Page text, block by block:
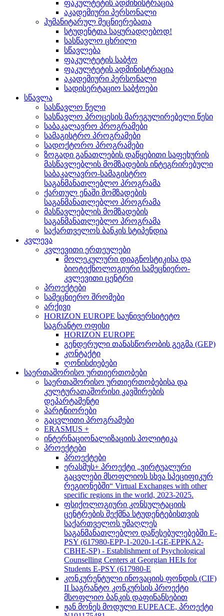
ფაკულტეტის ადმინისტრაცია
აკადემიური პერსონალი
ჰუმანიტარულ მეცნიერებათა
სტუდენტთა საყურადღებოდ!
სასწავლო ცხრილი
სწავლება
ფაკულტეტის საბჭო
ფაკულტეტის ადმინისტრაცია
აკადემიური პერსონალი
სადისერტაციო საბჭოები
სწავლა
სასწავლო წელი
სასწავლო პროცესის მარეგულირებელი წესი
საბაკალავრო პროგრამები
სამაგისტრო პროგრამები
სადოქტორო პროგრამები
ზოგადი განათლების დაწყებითი საფეხურის
მასწავლებლის მომზადების ინტეგრირებული
საბაკალავრო-სამაგისტრო
საგანმანათლებლო პროგრამა
ქართულ ენაში მომზადების
საგანმანათლებლო პროგრამა
მასწავლებლის მომზადების
საგანმანათლებლო პროგრამა
საქართველოს ბანკის სტიპენდია
კვლევა
კვლევითი ერთეულები
მოლეკულური დიაგნოსტიკისა და
ბიოტექნოლოგიური სამეცნიერო-
კვლევითი ცენტრი
პროექტები
სამეცნიერო შრომები
არქივი
HORIZON EUROPE საუნივერსიტეტო
საგრანტო ოფისი
HORIZON EUROPE
გენდერული თანასწორობის გეგმა (GEP)
კონტაქტი
ღონისძიებები
საერთაშორისო ურთიერთობები
საერთაშორისო ურთიერთობებისა და
კულტურათაშორისი კავშირების
დეპარტამენტი
პარტნიორები
გაცვლითი პროგრამები
ERASMUS +
ინტერნაციონალიზაციის პოლიტიკა
პროექტები
პროექტები
ერასმუს+ პროექტი „ვირტუალური
გაცვლები მსოფლიოს სხვა სპეციფიკურ
რეგიონებში“ Virtual Exchanges with other
specific regions in the world, 2023-2025.
ფსიქოლოგიური კონსულტაციის
ცენტრების შექმნა სტუდენტებისთვის
საქართველოს უმაღლეს
საგანმანათლებლო დაწესებულებებში E-
PSY (617980-EPP-1-2020-1-GE-EPPKA2-
CBHE-SP) - Establishment of Psychological
Counselling Centers at Georgian HEIs for
Students E-PSY (617980-E
კონკურენტული ინოვაციის ფონდის (CIF)
II საგრანტო კონკურსის პროექტი
მსოფლიო ბანკის დაფინანსებით
ჟან მონეს მოდული EUPEACE, პროექტი